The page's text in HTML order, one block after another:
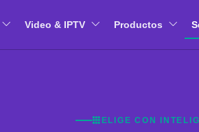
Video & IPTV Productos
ELIGE CON